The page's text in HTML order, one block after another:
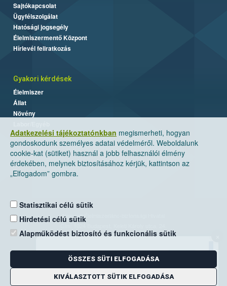
Adatkezelési tájékoztatónkban megismerheti, hogyan
gondoskodunk személyes adatai védelméről. Weboldalunk
cookie-kat (sütiket) használ a jobb felhasználói élmény
érdekében, melynek biztosításához kérjük, kattintson az
„Elfogadom” gombra.
Statisztikai célú sütik
Hirdetési célú sütik
Alapműködést biztosító és funkcionális sütik
ÖSSZES SÜTI ELFOGADÁSA
KIVÁLASZTOTT SÜTIK ELFOGADÁSA
Sajtókapcsolat
Ügyfélszolgálat
Hatósági jogsegély
Élelmiszermentő Központ
Hírlevél feliratkozás
Gyakori kérdések
Élelmiszer
Állat
Növény
Nemzeti Élelmiszerlánc-biztonsági Hivatal
Levelezési cím: 1525 Budapest. Pf. 30.
E-mail:ugyfelszolgalat@nebih.gov.hu
Zöld szám: 06-80/263-244
Telefon: 06-1/ 336-9000